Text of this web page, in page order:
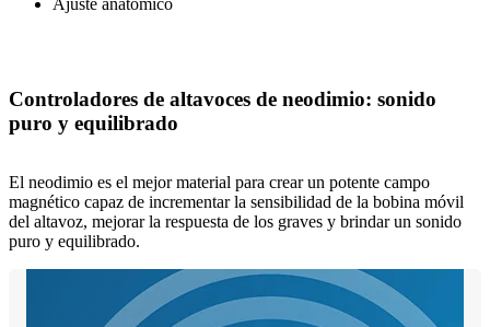
Controladores de altavoces de neodimio: sonido
puro y equilibrado
El neodimio es el mejor material para crear un potente campo
magnético capaz de incrementar la sensibilidad de la bobina móvil
del altavoz, mejorar la respuesta de los graves y brindar un sonido
puro y equilibrado.